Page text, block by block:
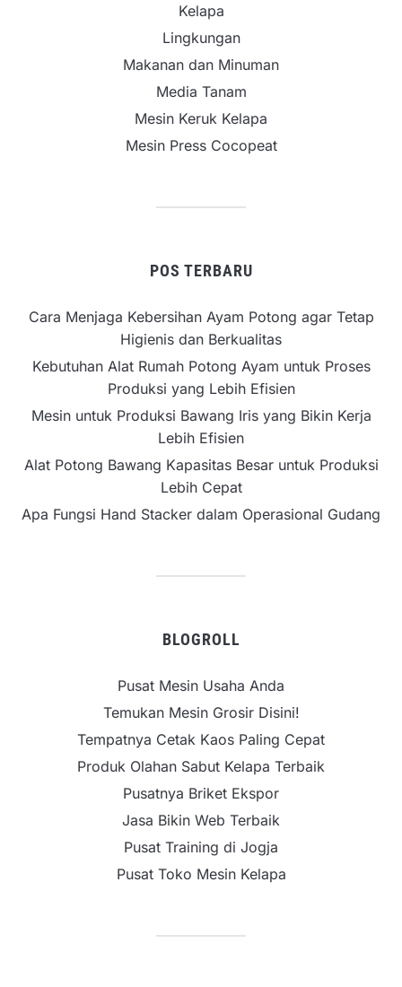
Kelapa
Lingkungan
Makanan dan Minuman
Media Tanam
Mesin Keruk Kelapa
Mesin Press Cocopeat
POS TERBARU
Cara Menjaga Kebersihan Ayam Potong agar Tetap
Higienis dan Berkualitas
Kebutuhan Alat Rumah Potong Ayam untuk Proses
Produksi yang Lebih Efisien
Mesin untuk Produksi Bawang Iris yang Bikin Kerja
Lebih Efisien
Alat Potong Bawang Kapasitas Besar untuk Produksi
Lebih Cepat
Apa Fungsi Hand Stacker dalam Operasional Gudang
BLOGROLL
Pusat Mesin Usaha Anda
Temukan Mesin Grosir Disini!
Tempatnya Cetak Kaos Paling Cepat
Produk Olahan Sabut Kelapa Terbaik
Pusatnya Briket Ekspor
Jasa Bikin Web Terbaik
Pusat Training di Jogja
Pusat Toko Mesin Kelapa